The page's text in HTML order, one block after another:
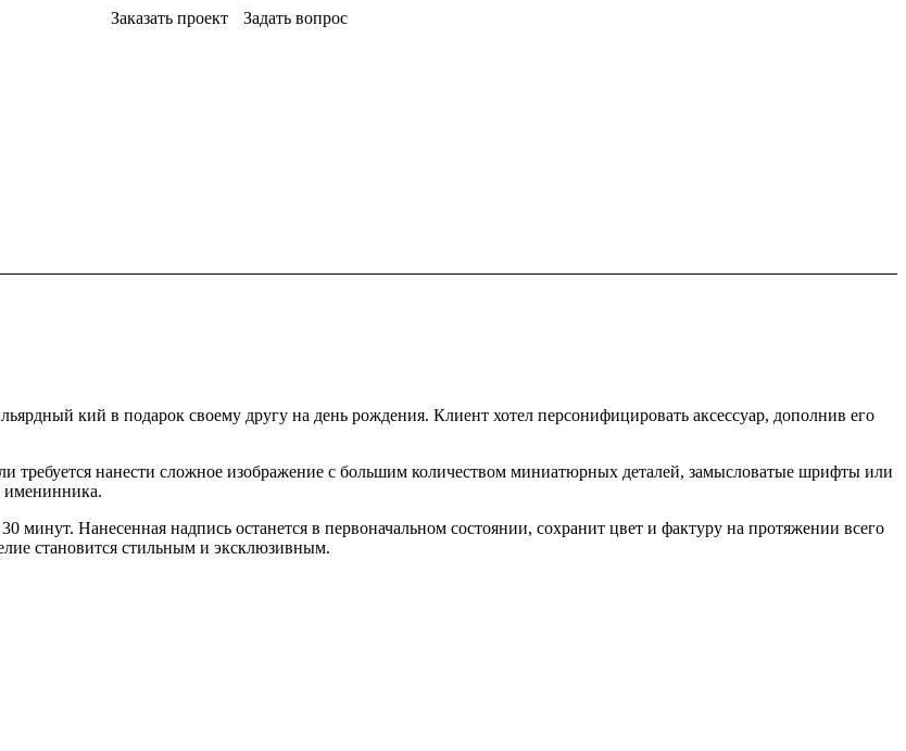
Заказать проект Задать вопрос
кий в подарок своему другу на день рождения. Клиент хотел персонифицировать аксессуар, дополнив его
требуется нанести сложное изображение с большим количеством миниатюрных деталей, замысловатые шрифты или
именинника.
минут. Нанесенная надпись останется в первоначальном состоянии, сохранит цвет и фактуру на протяжении всего
становится стильным и эксклюзивным.